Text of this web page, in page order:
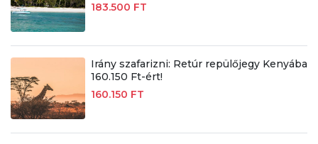
183.500 FT
Irány szafarizni: Retúr repülőjegy Kenyába
160.150 Ft-ért!
160.150 FT